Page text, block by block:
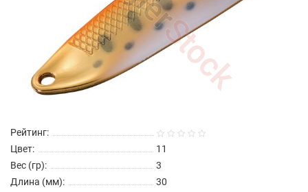
Рейтинг:
Цвет:
11
Вес (гр):
3
Длина (мм):
30